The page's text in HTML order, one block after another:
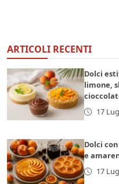
ARTICOLI RECENTI
Dolci
limone,
17
Dolci
e
17